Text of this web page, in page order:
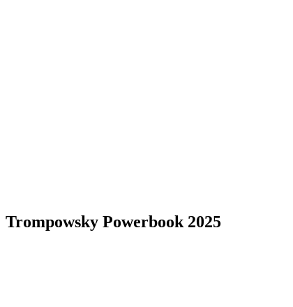
Trompowsky Powerbook 2025